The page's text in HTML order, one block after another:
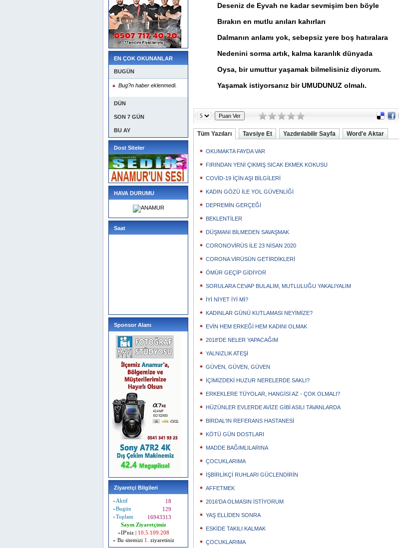
EN ÇOK OKUNANLAR
BUGÜN
Bug?n haber eklenmedi.
DÜN
SON 7 GÜN
BU AY
Dost Siteler
HAVA DURUMU
Saat
Sponsor Alanı
Ziyaretçi Bilgileri
»Aktif
18
»Bugün
129
»Toplam
16943313
Sayın Ziyaretçimiz
»IP'niz |
10.5.109.208
» Bu sitemizi 1. ziyaretiniz
Deseniz de Eyvah ne kadar sevmişim ben böyle
Bırakın en mutlu anıları kahırları
Dalmanın anlamı yok, sebepsiz yere boş hatıralara
Nedenini sorma artık, kalma karanlık dünyada
Oysa, bir umuttur yaşamak bilmelisiniz diyorum.
Yaşamak istiyorsanız bir UMUDUNUZ olmalı.
Tüm Yazıları Tavsiye Et Yazdırılabilir Sayfa Word'e Aktar
OKUMAKTA FAYDA VAR
FIRINDAN YENİ ÇIKMIŞ SICAK EKMEK KOKUSU
COVİD-19 İÇİN AŞI BİLGİLERİ
KADIN GÖZÜ İLE YOL GÜVENLİĞİ
DEPREMİN GERÇEĞİ
BEKLENTİLER
DÜŞMANI BİLMEDEN SAVAŞMAK
CORONOVİRÜS İLE 23 NİSAN 2020
CORONA VİRÜSÜN GETİRDİKLERİ
ÖMÜR GEÇİP GİDİYOR
SORULARA CEVAP BULALIM, MUTLULUĞU YAKALIYALIM
İYİ NİYET İYİ Mİ?
KADINLAR GÜNÜ KUTLAMASI NEYİMİZE?
EVİN HEM ERKEĞİ HEM KADINI OLMAK
2018'DE NELER YAPACAĞIM
YALNIZLIK ATEŞİ
GÜVEN, GÜVEN, GÜVEN
İÇİMİZDEKİ HUZUR NERELERDE SAKLI?
ERKEKLERE TÜYOLAR, HANGİSİ AZ - ÇOK OLMALI?
HÜZÜNLER EVLERDE AVİZE GİBİ ASILI TAVANLARDA
BİRDAL'IN REFERANS HASTANESİ
KÖTÜ GÜN DOSTLARI
MADDE BAĞIMLILARINA
ÇOCUKLARIMA
İŞBİRLİKÇİ RUHLARI GÜCLENDİRİN
AFFETMEK
2016'DA OLMASIN İSTİYORUM
YAŞ ELLİDEN SONRA
ESKİDE TAKILI KALMAK
ÇOCUKLARIMA